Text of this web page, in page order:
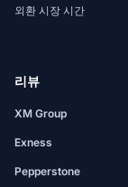
외환 시장 시간
리뷰
XM Group
Exness
Pepperstone